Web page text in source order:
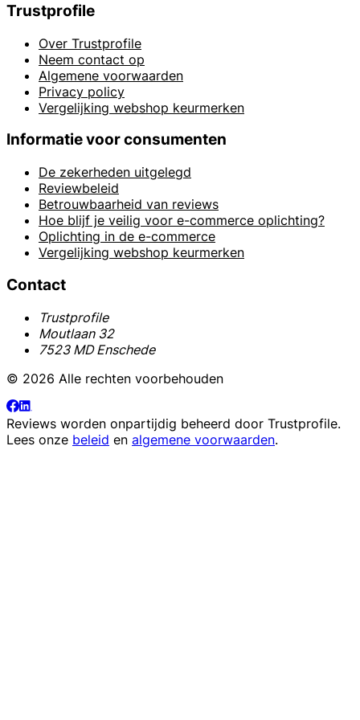
Trustprofile
Over Trustprofile
Neem contact op
Algemene voorwaarden
Privacy policy
Vergelijking webshop keurmerken
Informatie voor consumenten
De zekerheden uitgelegd
Reviewbeleid
Betrouwbaarheid van reviews
Hoe blijf je veilig voor e-commerce oplichting?
Oplichting in de e-commerce
Vergelijking webshop keurmerken
Contact
Trustprofile
Moutlaan 32
7523 MD Enschede
© 2026 Alle rechten voorbehouden
Reviews worden onpartijdig beheerd door Trustprofile.
Lees onze beleid en algemene voorwaarden.